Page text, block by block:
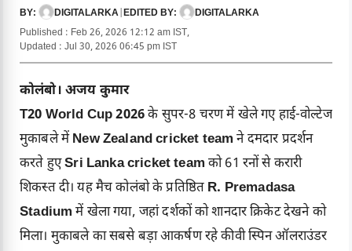
BY: DIGITALARKA EDITED BY:
DIGITALARKA
Published : Feb 26, 2026 12:12 am IST,
Updated : Jul 30, 2026 06:45 pm IST
कोलंबो। अजय कुमार
T20 World Cup 2026के सुपर-8 चरण में खेले गए हाई-वोल्टेज
मुकाबले मेंNew Zealand cricket teamने दमदार प्रदर्शन
करते हुएSri Lanka cricket teamको 61 रनों से करारी
शिकस्त दी। यह मैच कोलंबो के प्रतिष्ठित R. Premadasa
Stadiumमें खेला गया, जहां दर्शकों को शानदार क्रिकेट देखने को
मिला। मुकाबले का सबसे बड़ा आकर्षण रहे कीवी स्पिन ऑलराउंडर